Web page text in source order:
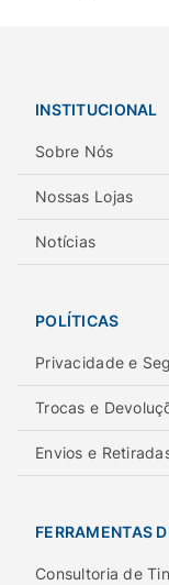
INSTITUCIONAL
Sobre Nós
Nossas Lojas
Notícias
POLÍTICAS
Privacidade e
Trocas e
Envios e
FERRAMENTAS
Consultoria de